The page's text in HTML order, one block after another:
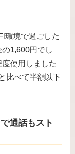
環境で過ごした
1,600円でし
使用しました
比べて半額以下
通話もスト